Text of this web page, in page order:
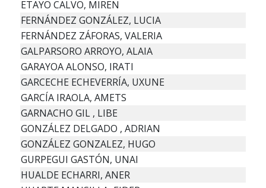
ETAYO CALVO, MIREN
FERNÁNDEZ GONZÁLEZ, LUCIA
FERNÁNDEZ ZÁFORAS, VALERIA
GALPARSORO ARROYO, ALAIA
GARAYOA ALONSO, IRATI
GARCECHE ECHEVERRÍA, UXUNE
GARCÍA IRAOLA, AMETS
GARNACHO GIL , LIBE
GONZÁLEZ DELGADO , ADRIAN
GONZÁLEZ GONZALEZ, HUGO
GURPEGUI GASTÓN, UNAI
HUALDE ECHARRI, ANER